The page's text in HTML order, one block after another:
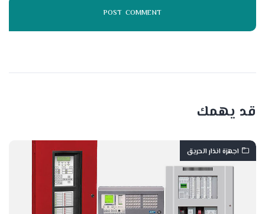
قد يهمك
اجهزة انذار الحريق